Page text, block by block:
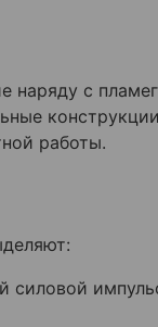
наряду с
работы.
силовой